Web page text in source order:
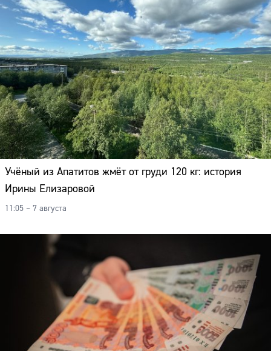
Учёный из Апатитов жмёт от груди 120 кг: история
Ирины Елизаровой
11:05 – 7 августа